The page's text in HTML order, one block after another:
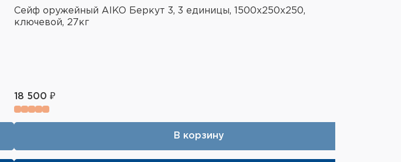
Сейф оружейный AIKO Беркут 3, 3 единицы, 1500x250x250,
ключевой, 27кг
18 500 ₽
В корзину